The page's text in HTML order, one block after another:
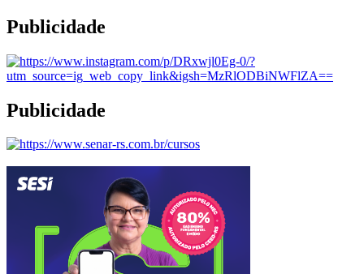
Publicidade
Publicidade